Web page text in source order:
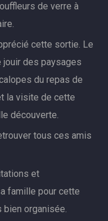
de verre à
cette sortie. Le
des paysages
du repas de
la visite de cette
découverte.
tous ces amis
et
famille pour cette
bien organisée.